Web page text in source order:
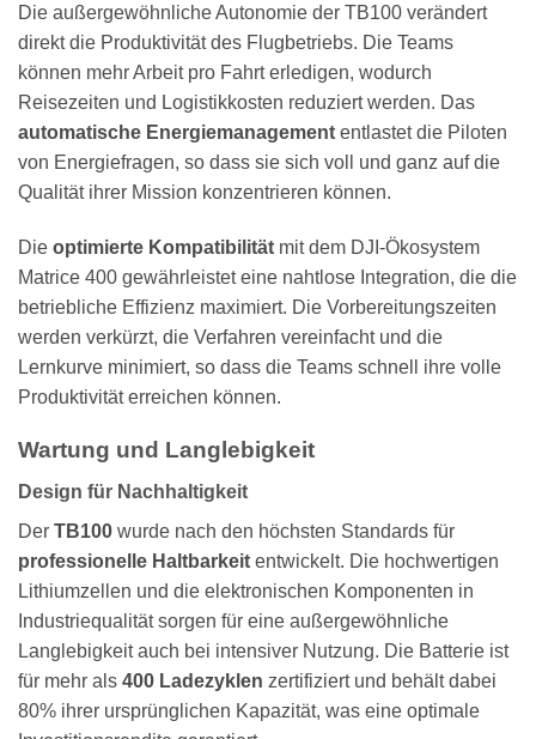
Die außergewöhnliche Autonomie der TB100 verändert
direkt die Produktivität des Flugbetriebs. Die Teams
können mehr Arbeit pro Fahrt erledigen, wodurch
Reisezeiten und Logistikkosten reduziert werden. Das
automatische Energiemanagement entlastet die Piloten
von Energiefragen, so dass sie sich voll und ganz auf die
Qualität ihrer Mission konzentrieren können.
Die optimierte Kompatibilität mit dem DJI-Ökosystem
Matrice 400 gewährleistet eine nahtlose Integration, die die
betriebliche Effizienz maximiert. Die Vorbereitungszeiten
werden verkürzt, die Verfahren vereinfacht und die
Lernkurve minimiert, so dass die Teams schnell ihre volle
Produktivität erreichen können.
Wartung und Langlebigkeit
Design für Nachhaltigkeit
Der TB100 wurde nach den höchsten Standards für
professionelle Haltbarkeit entwickelt. Die hochwertigen
Lithiumzellen und die elektronischen Komponenten in
Industriequalität sorgen für eine außergewöhnliche
Langlebigkeit auch bei intensiver Nutzung. Die Batterie ist
für mehr als 400 Ladezyklen zertifiziert und behält dabei
80% ihrer ursprünglichen Kapazität, was eine optimale